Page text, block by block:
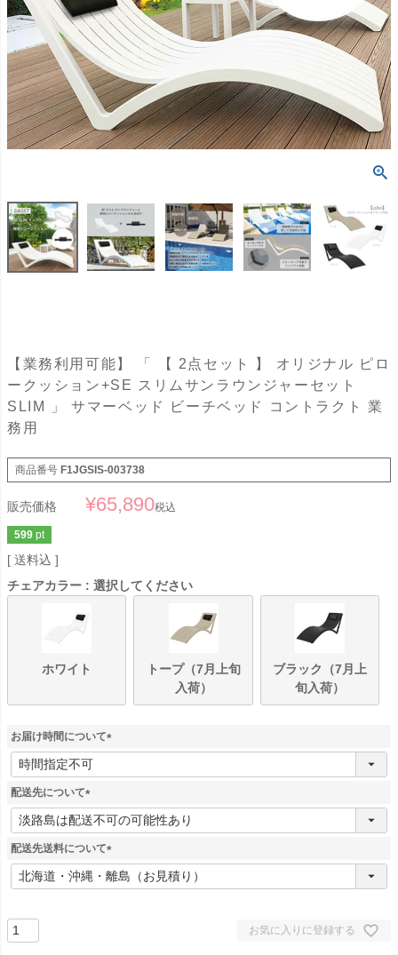
【業務利用可能】 「 【 2点セット 】 オリジナル ピロ
ークッション+SE スリムサンラウンジャーセット
SLIM 」 サマーベッド ビーチベッド コントラクト 業
務用
商品番号 F1JGSIS-003738
販売価格 ¥65,890税込
599 pt
送料込
チェアカラー
選択してください
ホワイト
トープ（7月上旬
入荷）
ブラック（7月上
旬入荷）
お届け時間について
(
配送先について
(
必
須
配送先送料について
(
必
お気に入りに登録する